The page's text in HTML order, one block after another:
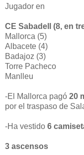
Jugador en
CE Sabadell (8, en
Mallorca (5)
Albacete (4)
Badajoz (3)
Torre Pacheco
Manlleu
-El Mallorca pagó 20
por el traspaso de
-Ha vestido 6
3 ascensos